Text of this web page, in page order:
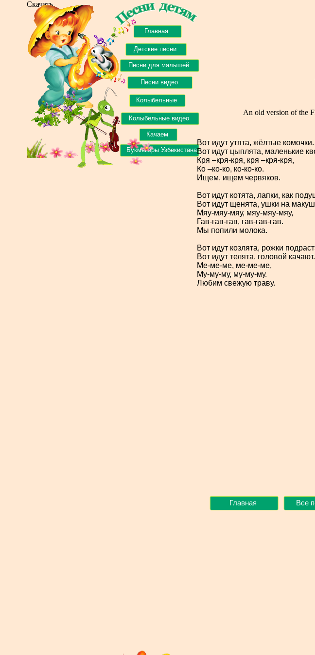
Главная
Колыбельные
Колыбельные видео
Качаем
Детские песни
Песни для малышей
Песни видео
Букмекеры Узбекистана
Вот идут утята, жёлтые комочки.
Вот идут цыплята, маленькие
Кря –кря-кря, кря –кря-кря,
Ко –ко-ко, ко-ко-ко.
Ищем, ищем червяков.
Вот идут котята, лапки, как
Вот идут щенята, ушки на
Мяу-мяу-мяу, мяу-мяу-мяу,
Гав-гав-гав, гав-гав-гав.
Мы попили молока.
Вот идут козлята, рожки
Вот идут телята, головой качают.
Ме-ме-ме, ме-ме-ме,
Му-му-му, му-му-му.
Любим свежую траву.
An old version of the
Главная Все
Скачать